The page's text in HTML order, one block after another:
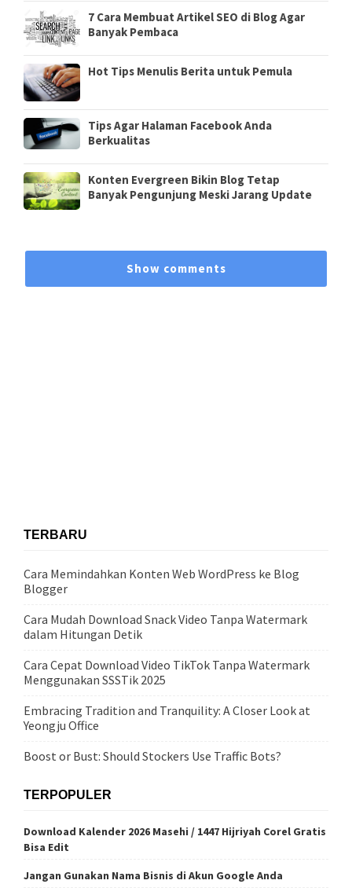
7 Cara Membuat Artikel SEO di Blog Agar
Banyak Pembaca
Hot Tips Menulis Berita untuk Pemula
Tips Agar Halaman Facebook Anda
Berkualitas
Konten Evergreen Bikin Blog Tetap
Banyak Pengunjung Meski Jarang Update
Show comments
TERBARU
Cara Memindahkan Konten Web WordPress ke Blog
Blogger
Cara Mudah Download Snack Video Tanpa Watermark
dalam Hitungan Detik
Cara Cepat Download Video TikTok Tanpa Watermark
Menggunakan SSSTik 2025
Embracing Tradition and Tranquility: A Closer Look at
Yeongju Office
Boost or Bust: Should Stockers Use Traffic Bots?
TERPOPULER
Download Kalender 2026 Masehi / 1447 Hijriyah Corel Gratis
Bisa Edit
Jangan Gunakan Nama Bisnis di Akun Google Anda